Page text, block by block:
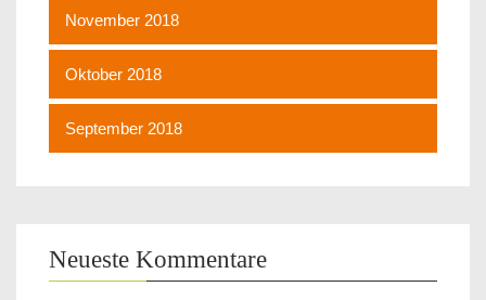
November 2018
Oktober 2018
September 2018
Neueste Kommentare